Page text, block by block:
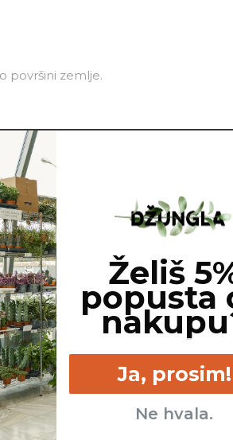
površini zemlje.
Želiš
popusta
Ja, prosim!
Ne hvala.